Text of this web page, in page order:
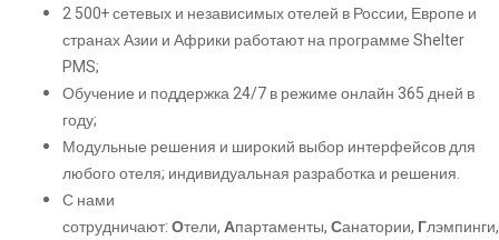
2 500+ сетевых и независимых отелей в России, Европе и
странах Азии и Африки работают на программе Shelter
PMS;
Обучение и поддержка 24/7 в режиме онлайн 365 дней в
году;
Модульные решения и широкий выбор интерфейсов для
любого отеля; индивидуальная разработка и решения.
С нами
сотрудничают:Отели,Апартаменты,Санатории, Глэмпинги,